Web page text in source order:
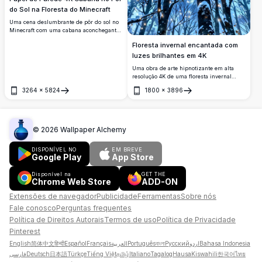
do Sol na Floresta do Minecraft
Uma cena deslumbrante de pôr do sol no
Minecraft com uma cabana aconchegante
3264 × 5824
Abrir
Floresta invernal encantada com
luzes brilhantes em 4K
Uma obra de arte hipnotizante em alta
resolução 4K de uma floresta invernal
encantada, onde árvores altas cobertas de
neve se erguem em direção a um céu
qualidade captura a beleza serena de um
bosque místico, ideal para papéis de
parede, impressões ou coleções digitais.
1800 × 3896
Abrir
© 2026 Wallpaper Alchemy
DISPONÍVEL NO
Google Play
EM BREVE
App Store
Disponível na
Chrome Web Store
GET THE
ADD-ON
Extensões de navegadorPublicidadeFerramentasSobre nós
Fale conoscoPerguntas frequentes
Política de Direitos AutoraisTermos de usoPolítica de Privacidade
Pinterest
English简体中文हिन्दीEspañol Françaisالعربية PortuguêsবাংলাРусскийاردو Bahasa Indonesia
فارسی Deutsch 日本語TürkçeTiếng Việtதமிழ் ItalianoTagalog Hausa Kiswahili한국어ไทย